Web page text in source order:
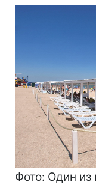
Фото: Один из